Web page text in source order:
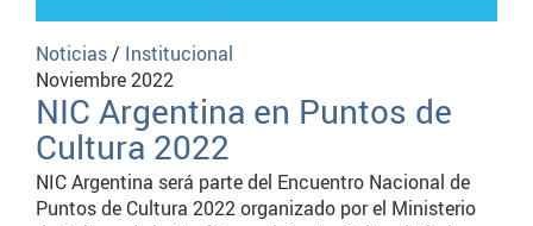
Noticias/ Institucional
Noviembre 2022
NIC Argentina en Puntos de
Cultura 2022
NIC Argentina será parte del Encuentro Nacional de
Puntos de Cultura 2022 organizado por el Ministerio